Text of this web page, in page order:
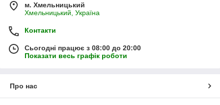
м. Хмельницький
Хмельницький, Україна
Контакти
Сьогодні працює з 08:00 до 20:00
Показати весь графік роботи
Про нас